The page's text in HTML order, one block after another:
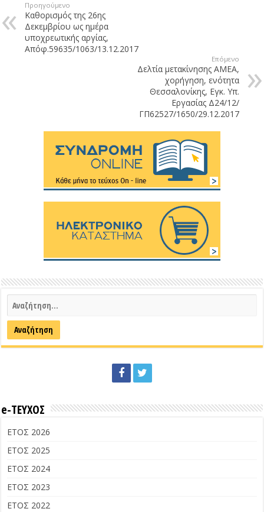
Προηγούμενο
Καθορισμός της 26ης
Δεκεμβρίου ως ημέρα
υποχρεωτικής αργίας,
Απόφ.59635/1063/13.12.2017
Επόμενο
Δελτία μετακίνησης ΑΜΕΑ,
χορήγηση, ενότητα
Θεσσαλονίκης, Εγκ. Υπ.
Εργασίας Δ24/12/
ΓΠ62527/1650/29.12.2017
e-ΤΕΥΧΟΣ
ΕΤΟΣ 2026
ΕΤΟΣ 2025
ΕΤΟΣ 2024
ΕΤΟΣ 2023
ΕΤΟΣ 2022